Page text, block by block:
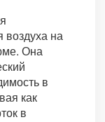
воздуха на
Она
в
как
в